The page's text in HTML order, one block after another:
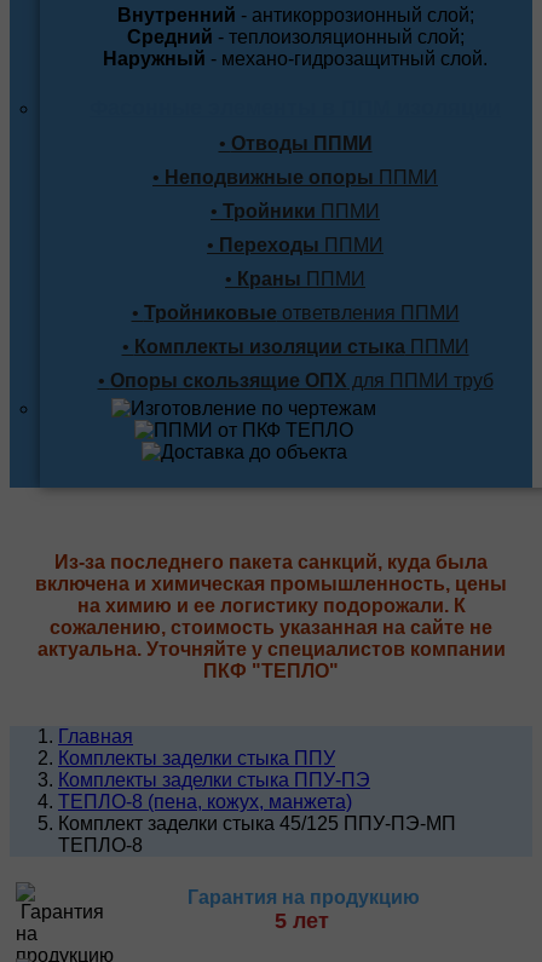
Внутренний - антикоррозионный слой;
Средний - теплоизоляционный слой;
Наружный - механо-гидрозащитный слой.
• Отводы ППМИ
• Неподвижные опоры ППМИ
• Тройники ППМИ
• Переходы ППМИ
• Краны ППМИ
• Тройниковые ответвления ППМИ
• Комплекты изоляции стыкаППМИ
• Опоры скользящие ОПХ для ППМИ труб
Из-за последнего пакета санкций, куда была
включена и химическая промышленность, цены
на химию и ее логистику подорожали. К
сожалению, стоимость указанная на сайте не
актуальна. Уточняйте у специалистов компании
ПКФ "ТЕПЛО"
Главная
Комплекты заделки стыка ППУ
Комплекты заделки стыка ППУ-ПЭ
ТЕПЛО-8 (пена, кожух, манжета)
Комплект заделки стыка 45/125 ППУ-ПЭ-МП
ТЕПЛО-8
Гарантия на продукцию
5 лет